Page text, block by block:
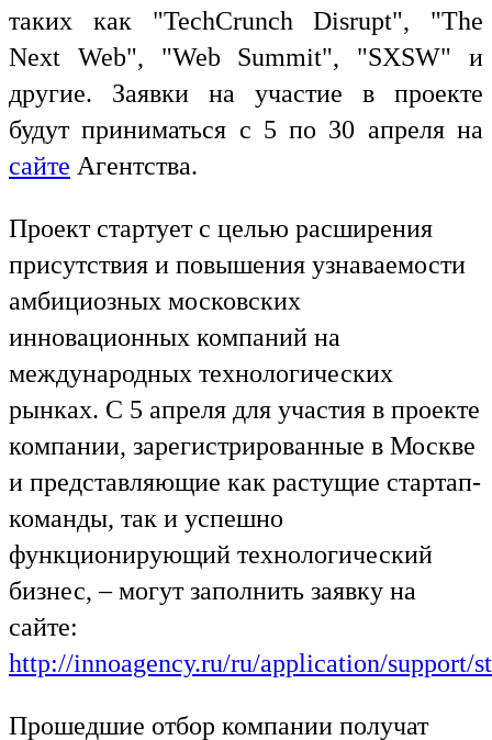
таких как "TechCrunch Disrupt", "The
Next Web", "Web Summit", "SXSW" и
другие. Заявки на участие в проекте
будут приниматься с 5 по 30 апреля на
сайте Агентства.
Проект стартует с целью расширения
присутствия и повышения узнаваемости
амбициозных московских
инновационных компаний на
международных технологических
рынках. С 5 апреля для участия в проекте
компании, зарегистрированные в Москве
и представляющие как растущие стартап-
команды, так и успешно
функционирующий технологический
бизнес, – могут заполнить заявку на
сайте:
http://innoagency.ru/ru/application/support/
Прошедшие отбор компании получат